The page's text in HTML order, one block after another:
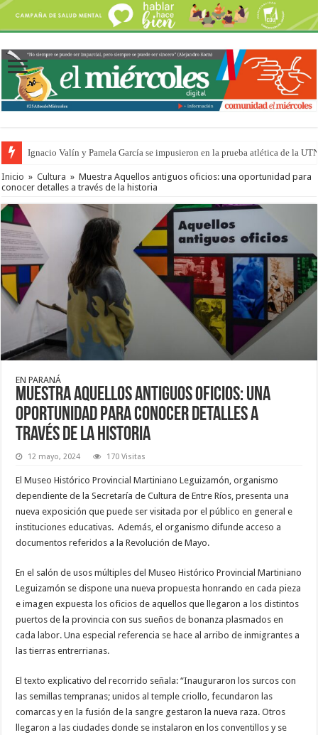
Ignacio Valín y Pamela García se impusieron en la prueba atlética de la
Traigo el litoral en mi canción: 100 años de Aníbal Sampayo
Inicio » Cultura » Muestra Aquellos antiguos oficios: una oportunidad para
conocer detalles a través de la historia
EN PARANÁ
Muestra Aquellos antiguos oficios: una
oportunidad para conocer detalles a
través de la historia
12 mayo, 2024 170 Visitas
El Museo Histórico Provincial Martiniano Leguizamón, organismo
dependiente de la Secretaría de Cultura de Entre Ríos, presenta una
nueva exposición que puede ser visitada por el público en general e
instituciones educativas. Además, el organismo difunde acceso a
documentos referidos a la Revolución de Mayo.
En el salón de usos múltiples del Museo Histórico Provincial Martiniano
Leguizamón se dispone una nueva propuesta honrando en cada pieza
e imagen expuesta los oficios de aquellos que llegaron a los distintos
puertos de la provincia con sus sueños de bonanza plasmados en
cada labor. Una especial referencia se hace al arribo de inmigrantes a
las tierras entrerrianas.
El texto explicativo del recorrido señala: “Inauguraron los surcos con
las semillas tempranas; unidos al temple criollo, fecundaron las
comarcas y en la fusión de la sangre gestaron la nueva raza. Otros
llegaron a las ciudades donde se instalaron en los conventillos y se